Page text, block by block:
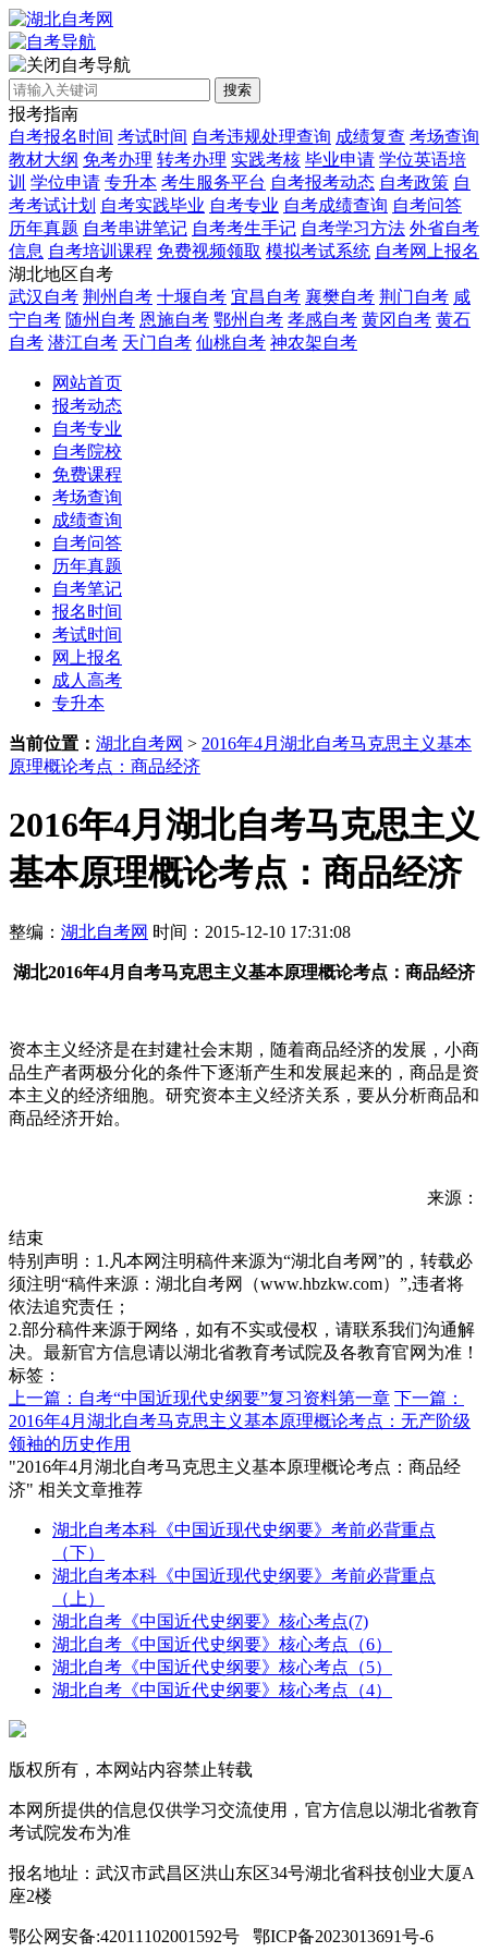
自考导航
搜索
报考指南
自考报名时间 考试时间 自考违规处理查询 成绩复查 考场查询
教材大纲 免考办理 转考办理 实践考核 毕业申请 学位英语培
训 学位申请 专升本 考生服务平台 自考报考动态 自考政策 自
考考试计划 自考实践毕业 自考专业 自考成绩查询 自考问答
历年真题 自考串讲笔记 自考考生手记 自考学习方法 外省自考
信息 自考培训课程 免费视频领取 模拟考试系统 自考网上报名
湖北地区自考
武汉自考 荆州自考 十堰自考 宜昌自考 襄樊自考 荆门自考 咸
宁自考 随州自考 恩施自考 鄂州自考 孝感自考 黄冈自考 黄石
自考 潜江自考 天门自考 仙桃自考 神农架自考
网站首页
报考动态
自考专业
自考院校
免费课程
考场查询
成绩查询
自考问答
历年真题
自考笔记
报名时间
考试时间
网上报名
成人高考
专升本
当前位置： 湖北自考网 > 2016年4月湖北自考马克思主义基本
原理概论考点：商品经济
2016年4月湖北自考马克思主义
基本原理概论考点：商品经济
整编： 湖北自考网 时间：2015-12-10 17:31:08
湖北2016年4月自考马克思主义基本原理概论考点：商品经济
资本主义经济是在封建社会末期，随着商品经济的发展，小商
品生产者两极分化的条件下逐渐产生和发展起来的，商品是资
本主义的经济细胞。研究资本主义经济关系，要从分析商品和
商品经济开始。
来源：
结束
特别声明：1.凡本网注明稿件来源为“湖北自考网”的，转载必
须注明“稿件来源：湖北自考网（www.hbzkw.com）”,违者将
依法追究责任；
2.部分稿件来源于网络，如有不实或侵权，请联系我们沟通解
决。最新官方信息请以湖北省教育考试院及各教育官网为准！
标签：
上一篇：自考“中国近现代史纲要”复习资料第一章 下一篇：
2016年4月湖北自考马克思主义基本原理概论考点：无产阶级
领袖的历史作用
"2016年4月湖北自考马克思主义基本原理概论考点：商品经
济" 相关文章推荐
湖北自考本科《中国近现代史纲要》考前必背重点
（下）
湖北自考本科《中国近现代史纲要》考前必背重点
（上）
湖北自考《中国近代史纲要》核心考点(7)
湖北自考《中国近代史纲要》核心考点（6）
湖北自考《中国近代史纲要》核心考点（5）
湖北自考《中国近代史纲要》核心考点（4）
版权所有，本网站内容禁止转载
本网所提供的信息仅供学习交流使用，官方信息以湖北省教育
考试院发布为准
报名地址：武汉市武昌区洪山东区34号湖北省科技创业大厦A
座2楼
鄂公网安备:42011102001592号 鄂ICP备2023013691号-6